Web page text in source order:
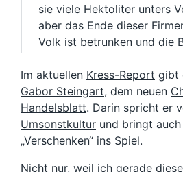
sie viele Hektoliter unters
aber das Ende dieser
Volk ist betrunken und die
Im aktuellen Kress-Report gibt
Gabor Steingart, dem neuen
Handelsblatt. Darin spricht er
Umsonstkultur und bringt
„Verschenken“ ins Spiel.
Nicht nur, weil ich gerade